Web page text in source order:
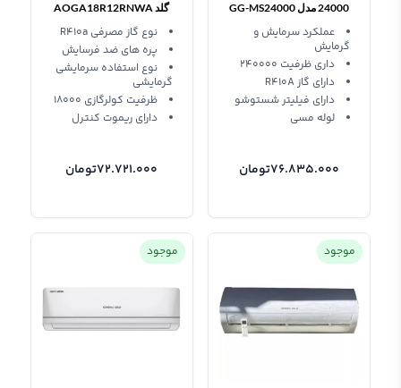
24000 مدل GG-MS24000
PLATINUM
عملکرد سرمایش و
گرمایش
داری ظرفیت 240000
دارای گاز R410A
دارای فیلیتر شستوشو
لوله مسی
76.835.000تومان
گلد AOGA18R12RNWA
نوع گاز مصرفی R410a
پره های ضد فرسایش
نوع استفاده سرمایشی
گرمایشی
ظرفیت کولرگازی 18000
دارای ریموت کنترل
72.721.000تومان
موجود موجود